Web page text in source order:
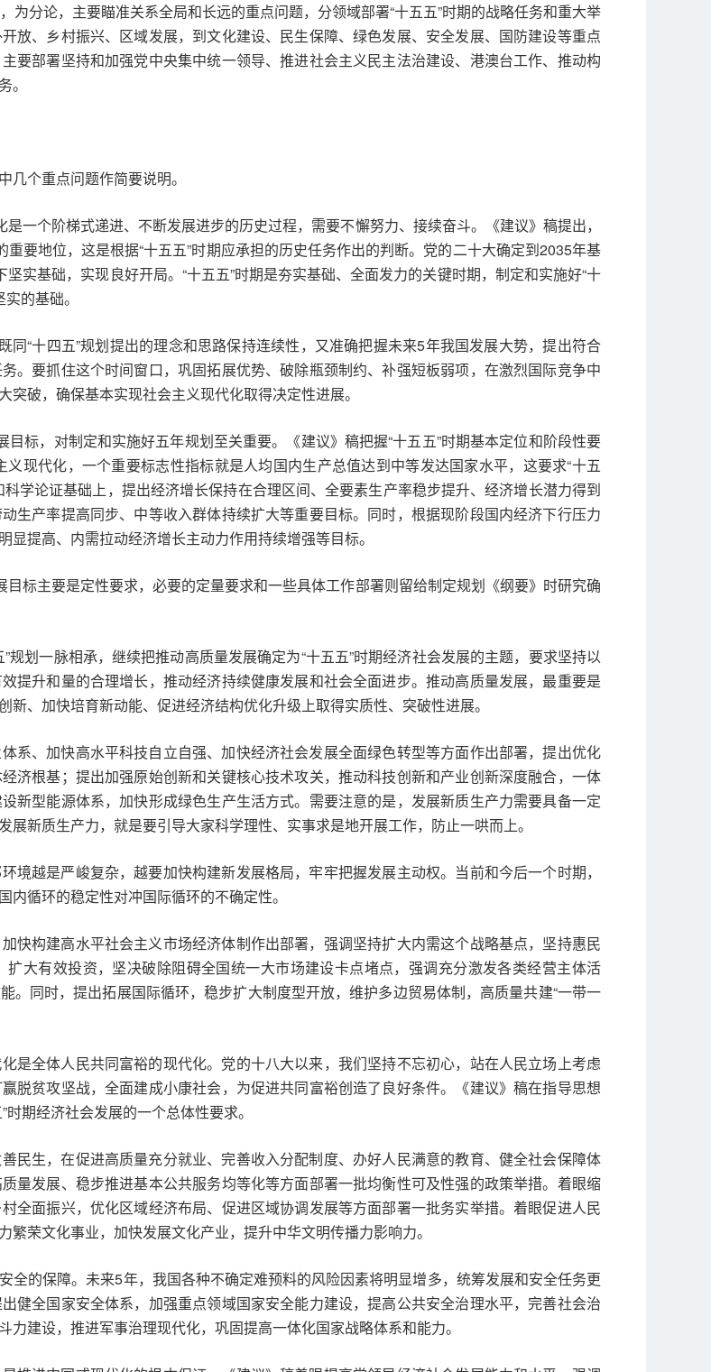
分论，主要瞄准关系全局和长远的重点问题，分领域部署“十五五”时期的战略任务和重大举
放、乡村振兴、区域发展，到文化建设、民生保障、绿色发展、安全发展、国防建设等重点
要部署坚持和加强党中央集中统一领导、推进社会主义民主法治建设、港澳台工作、推动构
。
几个重点问题作简要说明。
一个阶梯式递进、不断发展进步的历史过程，需要不懈努力、接续奋斗。《建议》稿提出，
要地位，这是根据“十五五”时期应承担的历史任务作出的判断。党的二十大确定到2035年基
实基础，实现良好开局。“十五五”时期是夯实基础、全面发力的关键时期，制定和实施好“十
的基础。
同“十四五”规划提出的理念和思路保持连续性，又准确把握未来5年我国发展大势，提出符合
。要抓住这个时间窗口，巩固拓展优势、破除瓶颈制约、补强短板弱项，在激烈国际竞争中
破，确保基本实现社会主义现代化取得决定性进展。
标，对制定和实施好五年规划至关重要。《建议》稿把握“十五五”时期基本定位和阶段性要
现代化，一个重要标志性指标就是人均国内生产总值达到中等发达国家水平，这要求“十五
学论证基础上，提出经济增长保持在合理区间、全要素生产率稳步提升、经济增长潜力得到
生产率提高同步、中等收入群体持续扩大等重要目标。同时，根据现阶段国内经济下行压力
提高、内需拉动经济增长主动力作用持续增强等目标。
标主要是定性要求，必要的定量要求和一些具体工作部署则留给制定规划《纲要》时研究确
划一脉相承，继续把推动高质量发展确定为“十五五”时期经济社会发展的主题，要求坚持以
提升和量的合理增长，推动经济持续健康发展和社会全面进步。推动高质量发展，最重要是
、加快培育新动能、促进经济结构优化升级上取得实质性、突破性进展。
系、加快高水平科技自立自强、加快经济社会发展全面绿色转型等方面作出部署，提出优化
济根基；提出加强原始创新和关键核心技术攻关，推动科技创新和产业创新深度融合，一体
新型能源体系，加快形成绿色生产生活方式。需要注意的是，发展新质生产力需要具备一定
新质生产力，就是要引导大家科学理性、实事求是地开展工作，防止一哄而上。
境越是严峻复杂，越要加快构建新发展格局，牢牢把握发展主动权。当前和今后一个时期，
循环的稳定性对冲国际循环的不确定性。
快构建高水平社会主义市场经济体制作出部署，强调坚持扩大内需这个战略基点，坚持惠民
大有效投资，坚决破除阻碍全国统一大市场建设卡点堵点，强调充分激发各类经营主体活
。同时，提出拓展国际循环，稳步扩大制度型开放，维护多边贸易体制，高质量共建“一带一
是全体人民共同富裕的现代化。党的十八大以来，我们坚持不忘初心，站在人民立场上考虑
脱贫攻坚战，全面建成小康社会，为促进共同富裕创造了良好条件。《建议》稿在指导思想
期经济社会发展的一个总体性要求。
民生，在促进高质量充分就业、完善收入分配制度、办好人民满意的教育、健全社会保障体
量发展、稳步推进基本公共服务均等化等方面部署一批均衡性可及性强的政策举措。着眼缩
全面振兴，优化区域经济布局、促进区域协调发展等方面部署一批务实举措。着眼促进人民
荣文化事业，加快发展文化产业，提升中华文明传播力影响力。
全的保障。未来5年，我国各种不确定难预料的风险因素将明显增多，统筹发展和安全任务更
健全国家安全体系，加强重点领域国家安全能力建设，提高公共安全治理水平，完善社会治
建设，推进军事治理现代化，巩固提高一体化国家战略体系和能力。